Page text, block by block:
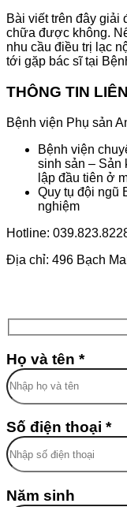
Bài viết trên đây giải
chữa được không.
nhu cầu điều trị lạc
tới gặp bác sĩ tại
THÔNG TIN
Bệnh viện Phụ sản
Bệnh viện
sinh sản – Sản
lập đầu tiên ở
Quy tụ đội ngũ
nghiệm
Hotline:
Địa chỉ: 496 Bạch
Họ và tên *
Số điện thoại *
Năm sinh